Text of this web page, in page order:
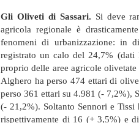
Gli Oliveti di Sassari. Si deve
agricola regionale è
fenomeni di urbanizzazione: in
registrato un calo del 24,7% (dati
proprio delle aree agricole
Alghero ha perso 474 ettari di
perso 361 ettari su 4.981 (- 7,2%),
(- 21,2%). Soltanto Sennori e
rispettivamente di 16 (+ 3,5%) e